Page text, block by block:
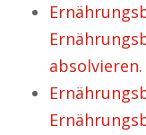
absolvieren.